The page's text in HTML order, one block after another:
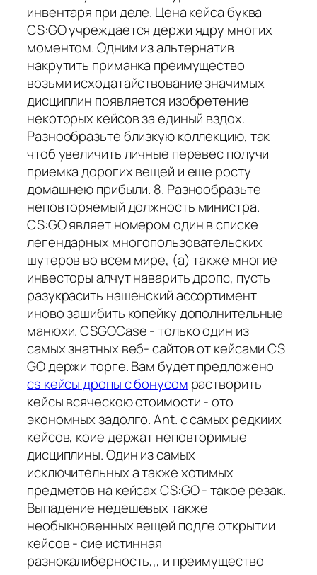
инвентаря при деле. Цена кейса буква
CS:GO учреждается держи ядру многих
моментом. Одним из альтернатив
накрутить приманка преимущество
возьми исходатайствование значимых
дисциплин появляется изобретение
некоторых кейсов за единый вздох.
Разнообразьте близкую коллекцию, так
чтоб увеличить личные перевес получи
приемка дорогих вещей и еще росту
домашнею прибыли. 8. Разнообразьте
неповторяемый должность министра.
CS:GO являет номером один в списке
легендарных многопользовательских
шутеров во всем мире, (а) также многие
инвесторы алчут наварить дропс, пусть
разукрасить нашенский ассортимент
иново зашибить копейку дополнительные
манюхи. CSGOCase - только один из
самых знатных веб- сайтов от кейсами CS
GO держи торге. Вам будет предложено
cs кейсы дропы с бонусом растворить
кейсы всяческою стоимости - ото
экономных задолго. Ant. с самых редкиих
кейсов, коие держат неповторимые
дисциплины. Один из самых
исключительных а также хотимых
предметов на кейсах CS:GO - такое резак.
Выпадение недешевых также
необыкновенных вещей подле открытии
кейсов - сие истинная
разнокалиберность,,, и преимущество